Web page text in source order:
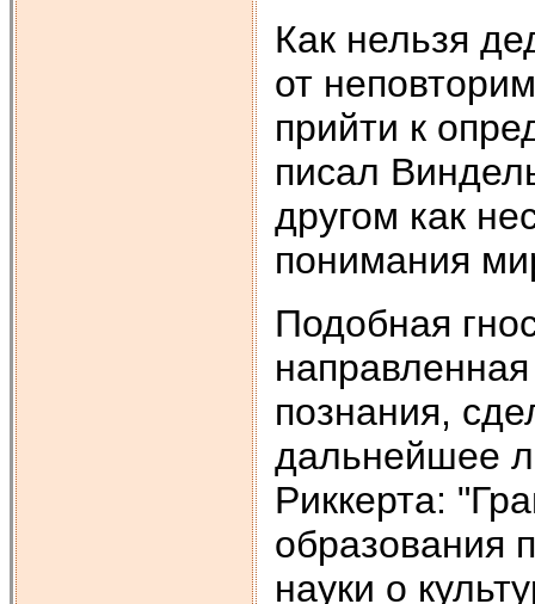
Как нельзя
от
прийти к
писал
другом как
понимания
Подобная
познания,
дальнейшее
Риккерта:
образования
науки о